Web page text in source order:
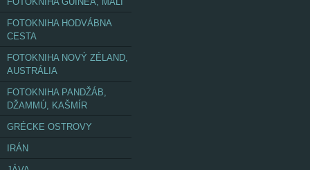
FOTOKNIHA HODVÁBNA
CESTA
FOTOKNIHA NOVÝ ZÉLAND,
AUSTRÁLIA
FOTOKNIHA PANDŽÁB,
DŽAMMÚ, KAŠMÍR
GRÉCKE OSTROVY
IRÁN